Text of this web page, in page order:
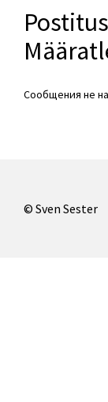
Сообщения не
© Sven Sester